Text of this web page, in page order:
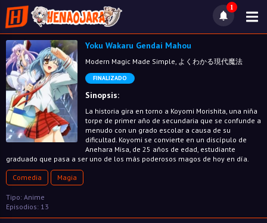
1
Yoku Wakaru Gendai Mahou
Modern Magic Made Simple, よくわかる現代魔法
FINALIZADO
Sinopsis:
La historia gira en torno a Koyomi Morishita, una niña
torpe de primer año de secundaria que se confunde a
menudo con un grado escolar a causa de su
dificultad. Koyomi se convierte en un discípulo de
Anehara Misa, de 25 años de edad, estudiante
graduado que pasa a ser uno de los más poderosos magos de hoy en día.
Comedia Magia
Tipo: Anime
Episodios: 13